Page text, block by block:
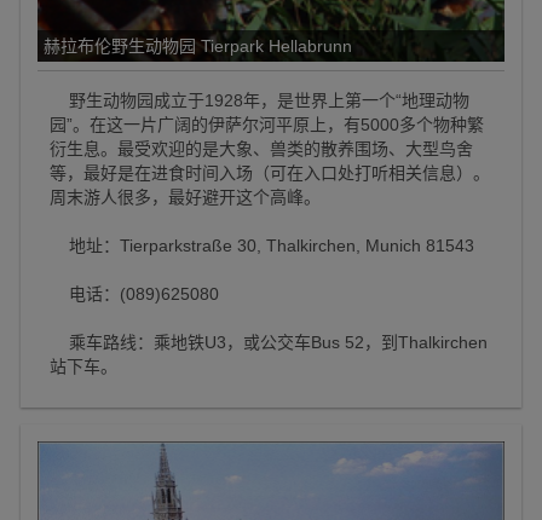
赫拉布伦野生动物园 Tierpark Hellabrunn
野生动物园成立于1928年，是世界上第一个“地理动物
园”。在这一片广阔的伊萨尔河平原上，有5000多个物种繁
衍生息。最受欢迎的是大象、兽类的散养围场、大型鸟舍
等，最好是在进食时间入场（可在入口处打听相关信息）。
周末游人很多，最好避开这个高峰。
地址：Tierparkstraße 30, Thalkirchen, Munich 81543
电话：(089)625080
乘车路线：乘地铁U3，或公交车Bus 52，到Thalkirchen
站下车。